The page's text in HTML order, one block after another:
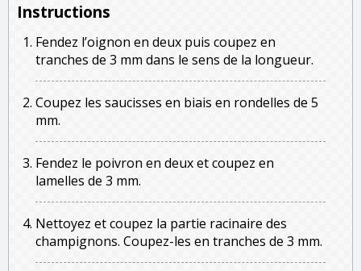
Instructions
Fendez l’oignon en deux puis coupez en
tranches de 3 mm dans le sens de la longueur.
Coupez les saucisses en biais en rondelles de 5
mm.
Fendez le poivron en deux et coupez en
lamelles de 3 mm.
Nettoyez et coupez la partie racinaire des
champignons. Coupez-les en tranches de 3 mm.